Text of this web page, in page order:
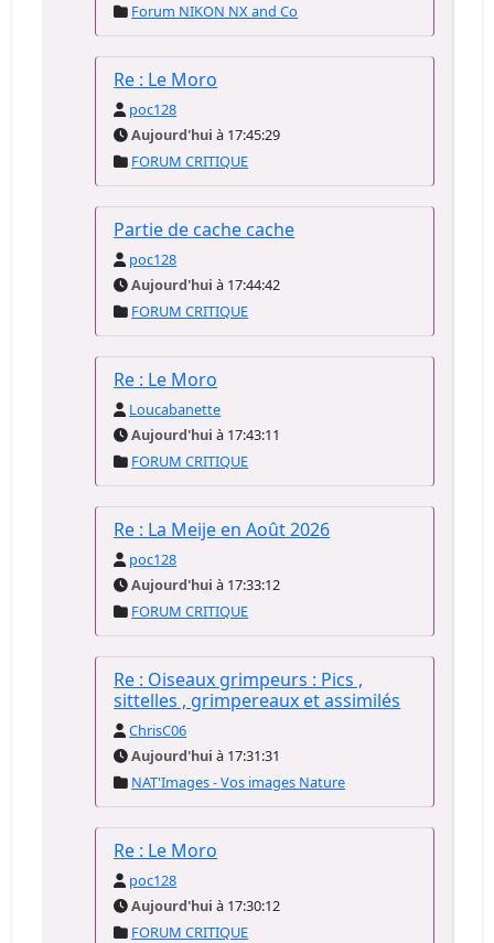
Forum NIKON NX and Co
Re : Le Moro
poc128
Aujourd'hui à 17:45:29
FORUM CRITIQUE
Partie de cache cache
poc128
Aujourd'hui à 17:44:42
FORUM CRITIQUE
Re : Le Moro
Loucabanette
Aujourd'hui à 17:43:11
FORUM CRITIQUE
Re : La Meije en Août 2026
poc128
Aujourd'hui à 17:33:12
FORUM CRITIQUE
Re : Oiseaux grimpeurs : Pics ,
sittelles , grimpereaux et assimilés
ChrisC06
Aujourd'hui à 17:31:31
NAT'Images - Vos images Nature
Re : Le Moro
poc128
Aujourd'hui à 17:30:12
FORUM CRITIQUE